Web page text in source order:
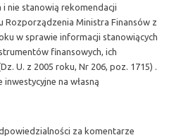
nie stanowią rekomendacji
Rozporządzenia Ministra Finansów z
w sprawie informacji stanowiących
finansowych, ich
U. z 2005 roku, Nr 206, poz. 1715) .
na własną
za komentarze